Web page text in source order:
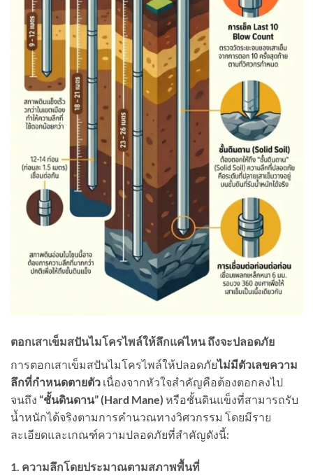
ตอกเสาเข็มสปันไมโครไพล์ให้ลึกแค่ไหน ถึงจะปลอดภัย
การตอกเสาเข็มสปันไมโครไพล์ให้ปลอดภัยไม่มีตัวเลขความ
ลึกที่กำหนดตายตัว เนื่องจากหัวใจสำคัญคือต้องตอกลงไป
จนถึง “ชั้นดินดาน” (Hard Mane) หรือชั้นดินแข็งที่สามารถรับ
น้ำหนักได้จริงตามการคำนวณทางวิศวกรรม โดยมีราย
ละเอียดและเกณฑ์ความปลอดภัยที่สำคัญดังนี้:
1. ความลึกโดยประมาณตามสภาพพื้นที่